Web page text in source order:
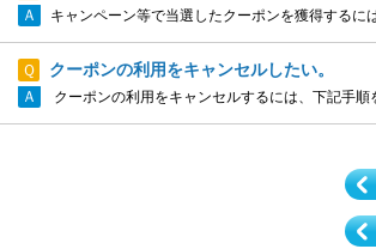
キャンペーン等で当選したクーポンを獲得するには、下記手順を参考にお手続きください。 ■■ クーポン獲得の手順 ■■ ロ
クーポンの利用をキャンセルしたい。
クーポンの利用をキャンセルするには、下記手順を参考にお手続きください。 ■■ クーポン利用キャンセルの手順 ■■ ログ